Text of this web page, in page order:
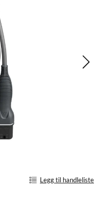
Legg til handleliste